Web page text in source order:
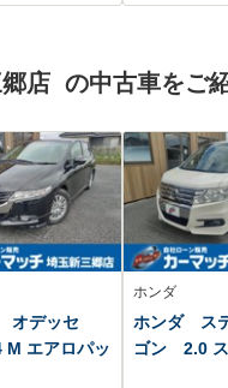
店 の中古車をご
オデッセ
エアロパッ
ホンダ
ホンダ ス
ゴン 2.0